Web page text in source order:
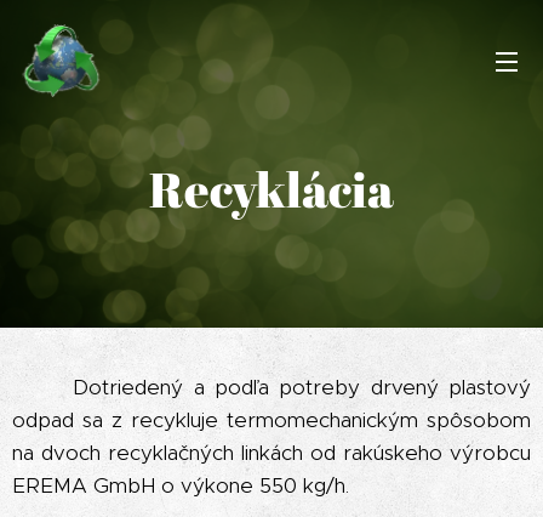
Recyklácia
Dotriedený a podľa potreby drvený plastový
odpad sa z recykluje termomechanickým spôsobom
na dvoch recyklačných linkách od rakúskeho výrobcu
EREMA GmbH o výkone 550 kg/h.